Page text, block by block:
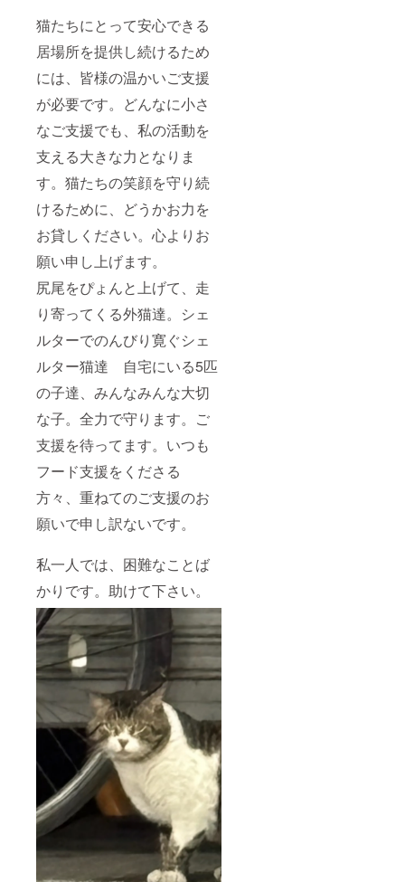
猫たちにとって安心できる
居場所を提供し続けるため
には、皆様の温かいご支援
が必要です。どんなに小さ
なご支援でも、私の活動を
支える大きな力となりま
す。猫たちの笑顔を守り続
けるために、どうかお力を
お貸しください。心よりお
願い申し上げます。
尻尾をぴょんと上げて、走
り寄ってくる外猫達。シェ
ルターでのんびり寛ぐシェ
ルター猫達 自宅にいる5匹
の子達、みんなみんな大切
な子。全力で守ります。ご
支援を待ってます。いつも
フード支援をくださる
方々、重ねてのご支援のお
願いで申し訳ないです。
私一人では、困難なことば
かりです。助けて下さい。